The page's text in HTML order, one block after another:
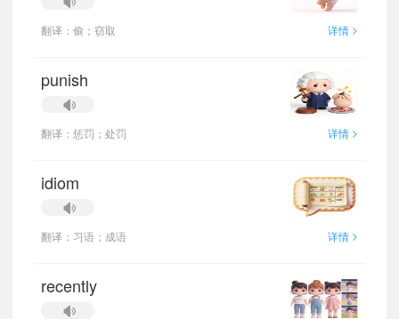
翻译：偷；窃取 详情 >
punish
翻译：惩罚；处罚 详情 >
idiom
翻译：习语；成语 详情 >
recently